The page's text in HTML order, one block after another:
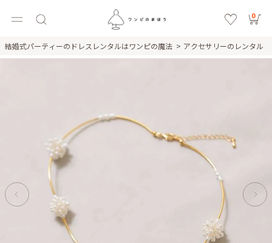
0
結婚式パーティーのドレスレンタルはワンピの魔法 アクセサリーのレンタル